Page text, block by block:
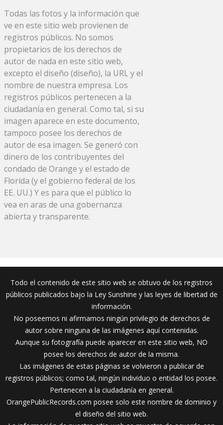
Todas las fotos y la información que
ve en este sitio web provienen de
registros públicos. No somos
propietarios de los derechos de
autor de nada en este sitio web,
excepto el diseño (diseño), la URL y el
nombre de nuestra empresa. Los
registros públicos pertenecen a la
ciudadanía en general. Como tal, si su
imagen aparece en este documento,
tampoco posee los derechos de
autor de esa imagen. Se generó con
dinero de los contribuyentes del
condado de Orange y el estado de
Florida (y el gobierno federal de los
EE. UU.) Y es para que el público lo
vea en aras de una gobernanza
abierta y transparente.
Todo el contenido de este sitio web se obtuvo de los registros
públicos publicados bajo la Ley Sunshine y las leyes de libertad de
información.
No poseemos ni afirmamos ningún privilegio de derechos de
autor sobre ninguna de las imágenes aquí contenidas.
Aunque su fotografía puede aparecer en este sitio web, NO
posee los derechos de autor de la misma.
Las imágenes de estas páginas se volvieron a publicar de
registros públicos; como tal, ningún individuo o entidad los posee.
Pertenecen a la ciudadanía en general.
OrangePublicRecords.com posee solo este nombre de dominio y
el diseño del sitio web.